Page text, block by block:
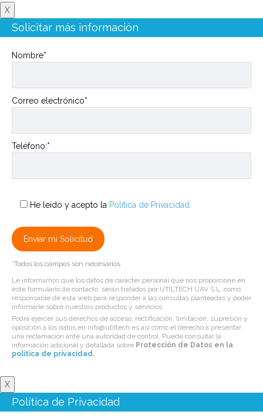
X
Solicitar más información
Nombre*
Correo electrónico*
Teléfono:*
He leído y acepto la Política de Privacidad
*Todos los campos son necesarios
Le informamos que los datos de carácter personal que nos proporcione en
este formulario de contacto, serán tratados por UTILTECH UAV S.L. como
responsable de esta web para responder a las consultas planteadas y poder
informarle sobre nuestros productos y servicios.
Podrá ejercer sus derechos de acceso, rectificación, limitación, supresión y
oposición a los datos en info@utiltech.es así como el derecho a presentar
una reclamación ante una autoridad de control. Puede consultar la
información adicional y detallada sobre Protección de Datos en la
politica de privacidad.
X
Política de Privacidad